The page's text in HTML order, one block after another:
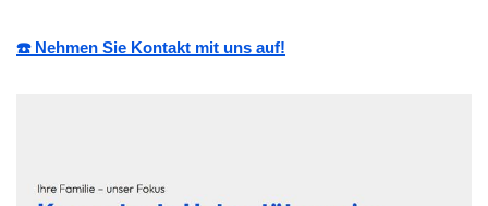
☎️ Nehmen Sie Kontakt mit uns auf!